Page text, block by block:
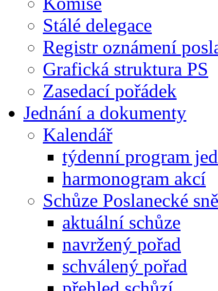
Stálé delegace
Registr oznámení
Grafická struktura PS
Zasedací pořádek
Jednání a dokumenty
Kalendář
týdenní program
harmonogram akcí
Schůze Poslanecké
aktuální schůze
navržený pořad
schválený pořad